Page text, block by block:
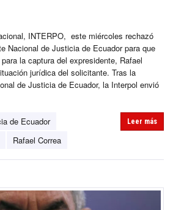
INTERPO, este miércoles rechazó
Nacional de Justicia de Ecuador para que
la captura del expresidente, Rafael
jurídica del solicitante. Tras la
de Justicia de Ecuador, la Interpol envió
de Ecuador
Rafael Correa
Leer más